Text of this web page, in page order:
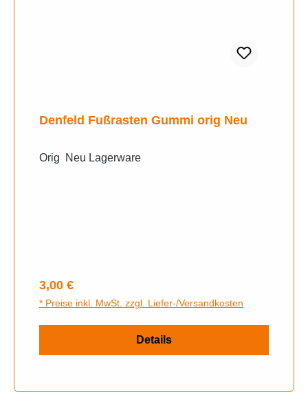
Denfeld Fußrasten Gummi orig Neu
Orig Neu Lagerware
Regulärer Preis:
3,00 €
* Preise inkl. MwSt. zzgl. Liefer-/Versandkosten
Details